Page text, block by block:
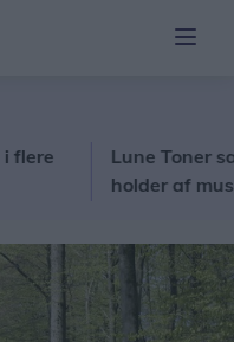
Lune Toner satte
holder af musikken